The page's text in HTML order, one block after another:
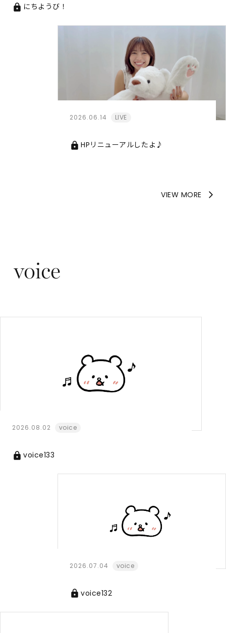
にちようび！
2026.06.14 LIVE
HPリニューアルしたよ♪
VIEW MORE
2026.08.02 voice
voice133
2026.07.04 voice
voice132